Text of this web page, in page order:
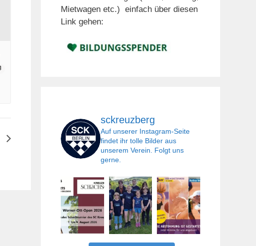
Mietwagen etc.) einfach über diesen
Link gehen:
sckreuzberg
Auf unserer Instagram-Seite
findet ihr tolle Bilder aus
unserem Verein. Folgt uns
gerne.